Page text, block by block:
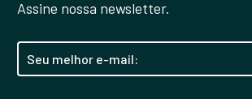
Assine nossa newsletter.